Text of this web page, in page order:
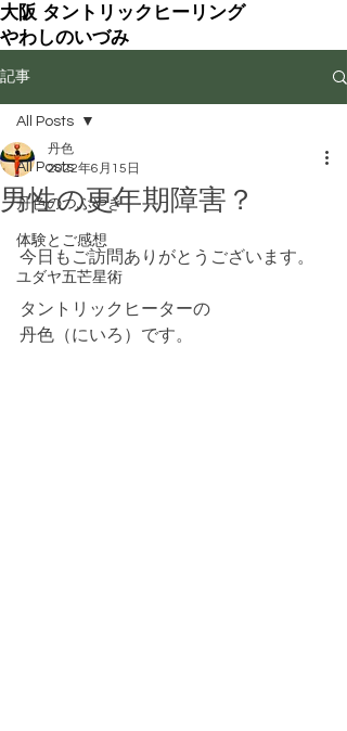
大阪 タントリックヒーリング
やわしのいづみ
記事
All Posts
丹色のつぶやき
体験とご感想
ユダヤ五芒星術
All Posts
男性の更年期障害？
丹色
2022年6月15日
今日もご訪問ありがとうございます。
タントリックヒーターの
丹色（にいろ）です。